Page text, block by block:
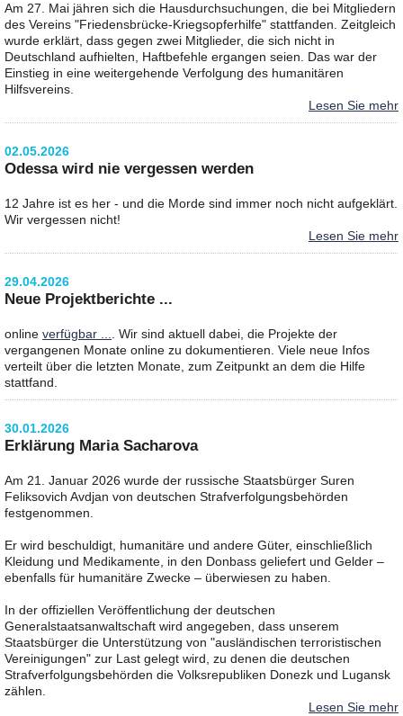
Am 27. Mai jähren sich die Hausdurchsuchungen, die bei Mitgliedern
des Vereins "Friedensbrücke-Kriegsopferhilfe" stattfanden. Zeitgleich
wurde erklärt, dass gegen zwei Mitglieder, die sich nicht in
Deutschland aufhielten, Haftbefehle ergangen seien. Das war der
Einstieg in eine weitergehende Verfolgung des humanitären
Hilfsvereins.
Lesen Sie mehr
02.05.2026
Odessa wird nie vergessen werden
12 Jahre ist es her - und die Morde sind immer noch nicht aufgeklärt.
Wir vergessen nicht!
Lesen Sie mehr
29.04.2026
Neue Projektberichte ...
online verfügbar ...
. Wir sind aktuell dabei, die Projekte der
vergangenen Monate online zu dokumentieren. Viele neue Infos
verteilt über die letzten Monate, zum Zeitpunkt an dem die Hilfe
stattfand.
30.01.2026
Erklärung Maria Sacharova
Am 21. Januar 2026 wurde der russische Staatsbürger Suren
Feliksovich Avdjan von deutschen Strafverfolgungsbehörden
festgenommen.
Er wird beschuldigt, humanitäre und andere Güter, einschließlich
Kleidung und Medikamente, in den Donbass geliefert und Gelder –
ebenfalls für humanitäre Zwecke – überwiesen zu haben.
In der offiziellen Veröffentlichung der deutschen
Generalstaatsanwaltschaft wird angegeben, dass unserem
Staatsbürger die Unterstützung von "ausländischen terroristischen
Vereinigungen" zur Last gelegt wird, zu denen die deutschen
Strafverfolgungsbehörden die Volksrepubliken Donezk und Lugansk
zählen.
Lesen Sie mehr